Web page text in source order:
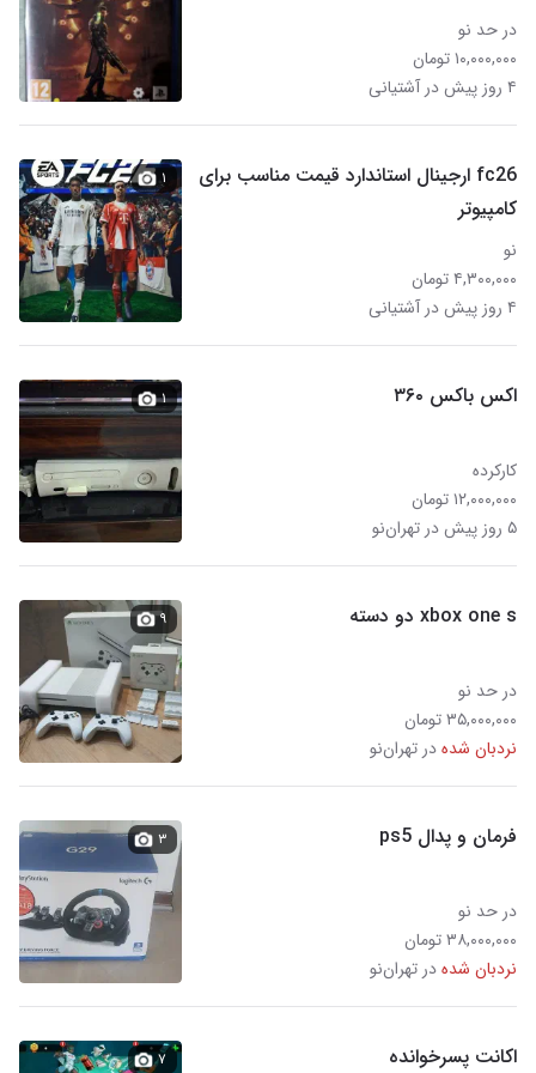
در حد نو
۱۰,۰۰۰,۰۰۰ تومان
۴ روز پیش در آشتیانی
fc26 ارجینال استاندارد قیمت مناسب برای
کامپیوتر
نو
۴,۳۰۰,۰۰۰ تومان
۴ روز پیش در آشتیانی
۱
اکس باکس ۳۶۰
کارکرده
۱۲,۰۰۰,۰۰۰ تومان
۵ روز پیش در تهران‌نو
۱
xbox one s دو دسته
در حد نو
۳۵,۰۰۰,۰۰۰ تومان
نردبان شدهدر تهران‌نو
۹
فرمان و پدال ps5
در حد نو
۳۸,۰۰۰,۰۰۰ تومان
نردبان شدهدر تهران‌نو
۳
اکانت پسرخوانده ۷